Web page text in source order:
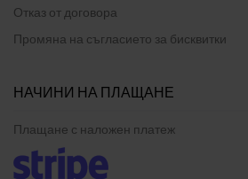
Отказ от договора
Промяна на съгласието за бисквитки
НАЧИНИ НА ПЛАЩАНЕ
Плащане с наложен платеж